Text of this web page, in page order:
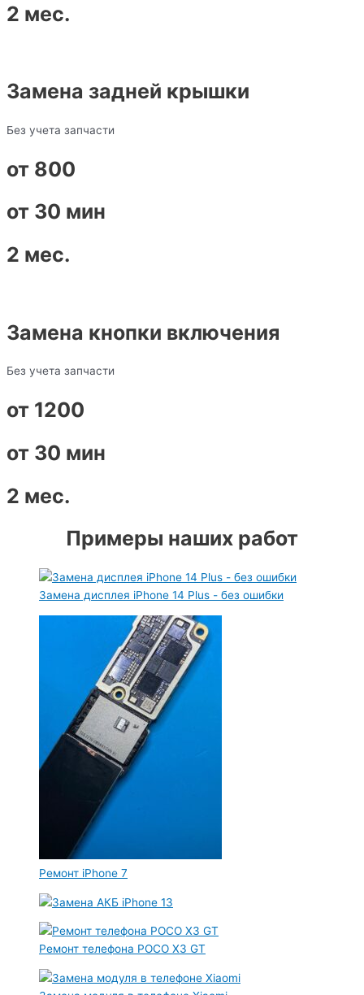
2 мес.
Замена задней крышки
Без учета запчасти
от 800
от 30 мин
2 мес.
Замена кнопки включения
Без учета запчасти
от 1200
от 30 мин
2 мес.
Примеры наших работ
Замена дисплея iPhone 14 Plus - без ошибки
Ремонт iPhone 7
Ремонт телефона POCO X3 GT